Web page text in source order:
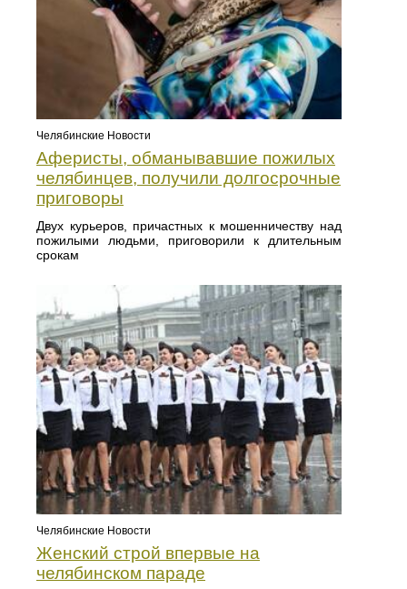
Челябинские Новости
Аферисты, обманывавшие пожилых
челябинцев, получили долгосрочные
приговоры
Двух курьеров, причастных к мошенничеству над
пожилыми людьми, приговорили к длительным
срокам
Челябинские Новости
Женский строй впервые на
челябинском параде